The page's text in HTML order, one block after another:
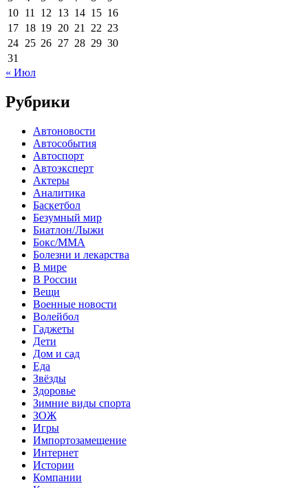
10 11 12 13 14 15 16
17 18 19 20 21 22 23
24 25 26 27 28 29 30
31
« Июл
Рубрики
Автоновости
Автособытия
Автоспорт
Автоэксперт
Актеры
Аналитика
Баскетбол
Безумный мир
Биатлон/Лыжи
Бокс/MMA
Болезни и лекарства
В мире
В России
Вещи
Военные новости
Волейбол
Гаджеты
Дети
Дом и сад
Еда
Звёзды
Здоровье
Зимние виды спорта
ЗОЖ
Игры
Импортозамещение
Интернет
Истории
Компании